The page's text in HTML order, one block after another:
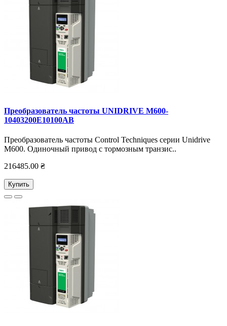
Преобразователь частоты UNIDRIVE M600-
10403200E10100AB
Преобразователь частоты Control Techniques серии Unidrive
M600. Одиночный привод с тормозным транзис..
216485.00 ₴
Купить